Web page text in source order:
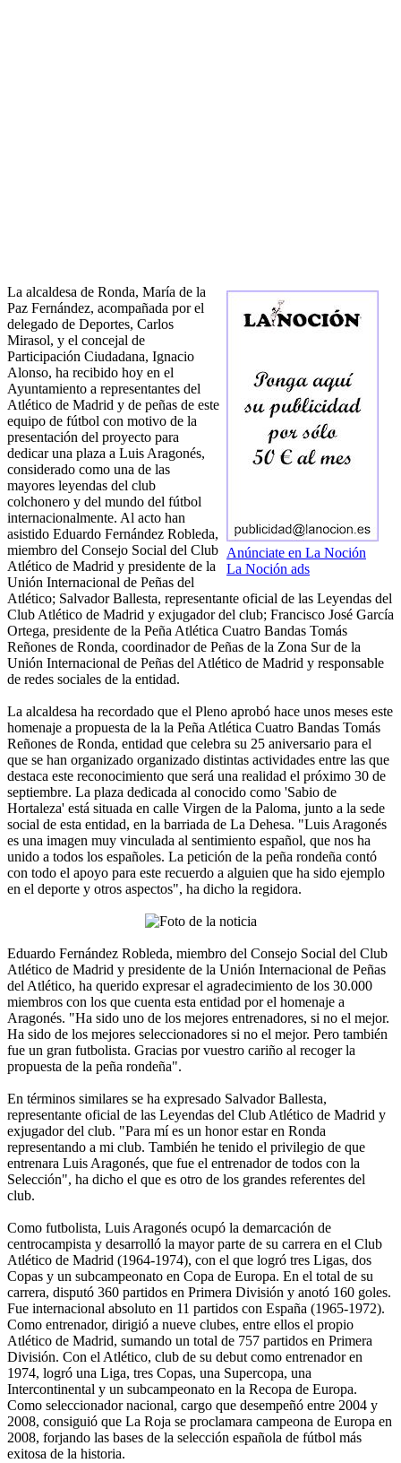
Anúnciate en La Noción
La Noción ads
La alcaldesa de Ronda, María de la
Paz Fernández, acompañada por el
delegado de Deportes, Carlos
Mirasol, y el concejal de
Participación Ciudadana, Ignacio
Alonso, ha recibido hoy en el
Ayuntamiento a representantes del
Atlético de Madrid y de peñas de este
equipo de fútbol con motivo de la
presentación del proyecto para
dedicar una plaza a Luis Aragonés,
considerado como una de las
mayores leyendas del club
colchonero y del mundo del fútbol
internacionalmente. Al acto han
asistido Eduardo Fernández Robleda,
miembro del Consejo Social del Club
Atlético de Madrid y presidente de la
Unión Internacional de Peñas del
Atlético; Salvador Ballesta, representante oficial de las Leyendas del
Club Atlético de Madrid y exjugador del club; Francisco José García
Ortega, presidente de la Peña Atlética Cuatro Bandas Tomás
Reñones de Ronda, coordinador de Peñas de la Zona Sur de la
Unión Internacional de Peñas del Atlético de Madrid y responsable
de redes sociales de la entidad.
La alcaldesa ha recordado que el Pleno aprobó hace unos meses este
homenaje a propuesta de la la Peña Atlética Cuatro Bandas Tomás
Reñones de Ronda, entidad que celebra su 25 aniversario para el
que se han organizado organizado distintas actividades entre las que
destaca este reconocimiento que será una realidad el próximo 30 de
septiembre. La plaza dedicada al conocido como 'Sabio de
Hortaleza' está situada en calle Virgen de la Paloma, junto a la sede
social de esta entidad, en la barriada de La Dehesa. "Luis Aragonés
es una imagen muy vinculada al sentimiento español, que nos ha
unido a todos los españoles. La petición de la peña rondeña contó
con todo el apoyo para este recuerdo a alguien que ha sido ejemplo
en el deporte y otros aspectos", ha dicho la regidora.
Eduardo Fernández Robleda, miembro del Consejo Social del Club
Atlético de Madrid y presidente de la Unión Internacional de Peñas
del Atlético, ha querido expresar el agradecimiento de los 30.000
miembros con los que cuenta esta entidad por el homenaje a
Aragonés. "Ha sido uno de los mejores entrenadores, si no el mejor.
Ha sido de los mejores seleccionadores si no el mejor. Pero también
fue un gran futbolista. Gracias por vuestro cariño al recoger la
propuesta de la peña rondeña".
En términos similares se ha expresado Salvador Ballesta,
representante oficial de las Leyendas del Club Atlético de Madrid y
exjugador del club. "Para mí es un honor estar en Ronda
representando a mi club. También he tenido el privilegio de que
entrenara Luis Aragonés, que fue el entrenador de todos con la
Selección", ha dicho el que es otro de los grandes referentes del
club.
Como futbolista, Luis Aragonés ocupó la demarcación de
centrocampista y desarrolló la mayor parte de su carrera en el Club
Atlético de Madrid (1964-1974), con el que logró tres Ligas, dos
Copas y un subcampeonato en Copa de Europa. En el total de su
carrera, disputó 360 partidos en Primera División y anotó 160 goles.
Fue internacional absoluto en 11 partidos con España (1965-1972).
Como entrenador, dirigió a nueve clubes, entre ellos el propio
Atlético de Madrid, sumando un total de 757 partidos en Primera
División. Con el Atlético, club de su debut como entrenador en
1974, logró una Liga, tres Copas, una Supercopa, una
Intercontinental y un subcampeonato en la Recopa de Europa.
Como seleccionador nacional, cargo que desempeñó entre 2004 y
2008, consiguió que La Roja se proclamara campeona de Europa en
2008, forjando las bases de la selección española de fútbol más
exitosa de la historia.